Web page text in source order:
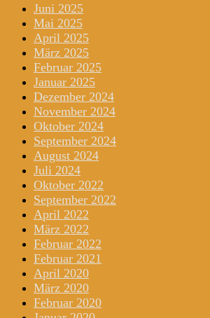
Juni 2025
Mai 2025
April 2025
März 2025
Februar 2025
Januar 2025
Dezember 2024
November 2024
Oktober 2024
September 2024
August 2024
Juli 2024
Oktober 2022
September 2022
April 2022
März 2022
Februar 2022
Februar 2021
April 2020
März 2020
Februar 2020